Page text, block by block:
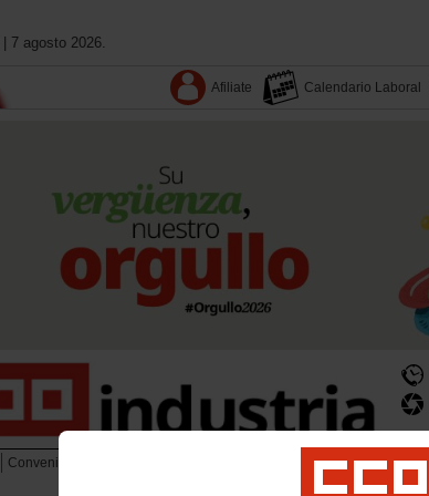
| 7 agosto 2026.
Afiliate Calendario Laboral
Convenios Mujeres LGTBI